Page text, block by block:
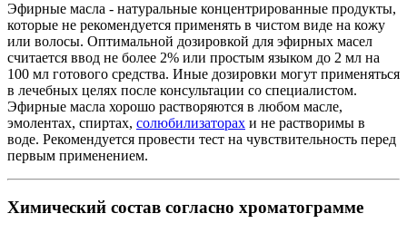
Эфирные масла - натуральные концентрированные продукты,
которые не рекомендуется применять в чистом виде на кожу
или волосы. Оптимальной дозировкой для эфирных масел
считается ввод не более 2% или простым языком до 2 мл на
100 мл готового средства. Иные дозировки могут применяться
в лечебных целях после консультации со специалистом.
Эфирные масла хорошо растворяются в любом масле,
эмолентах, спиртах, солюбилизаторах и не растворимы в
воде. Рекомендуется провести тест на чувствительность перед
первым применением.
Химический состав согласно хроматограмме